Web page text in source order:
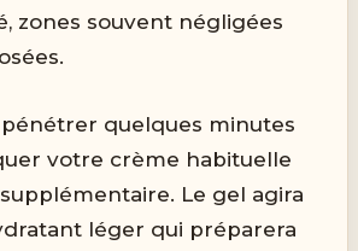
zones souvent négligées
pénétrer quelques minutes
votre crème habituelle
Le gel agira
léger qui préparera